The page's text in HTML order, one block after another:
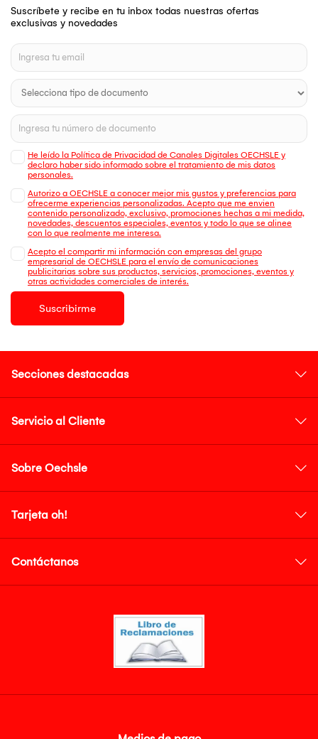
Suscríbete y recibe en tu inbox todas nuestras ofertas
exclusivas y novedades
He leído la Política de Privacidad de Canales Digitales OECHSLE y
declaro haber sido informado sobre el tratamiento de mis datos
personales.
Autorizo a OECHSLE a conocer mejor mis gustos y preferencias para
ofrecerme experiencias personalizadas. Acepto que me envien
contenido personalizado, exclusivo, promociones hechas a mi medida,
novedades, descuentos especiales, eventos y todo lo que se alinee
con lo que realmente me interesa.
Acepto el compartir mi información con empresas del grupo
empresarial de OECHSLE para el envío de comunicaciones
publicitarias sobre sus productos, servicios, promociones, eventos y
otras actividades comerciales de interés.
Suscribirme
Secciones destacadas
Servicio al Cliente
Sobre Oechsle
Tarjeta oh!
Contáctanos